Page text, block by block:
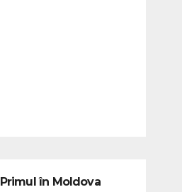
Primul în Moldova